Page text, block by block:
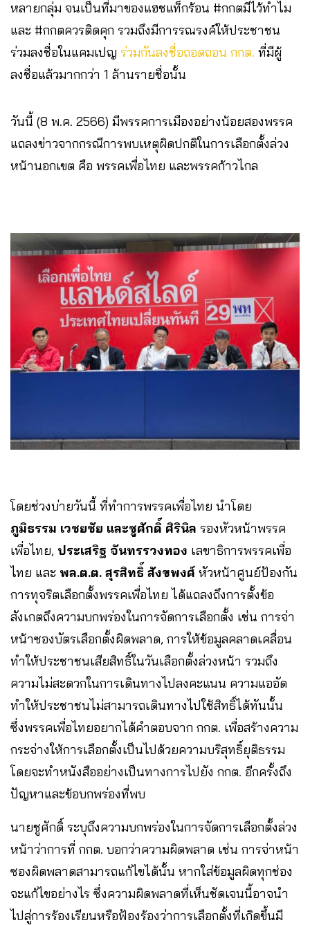
หลายกลุ่ม จนเป็นที่มาของแฮชแท็กร้อน #กกตมีไว้ทำไม
และ #กกตควรติดคุก รวมถึงมีการรณรงค์ให้ประชาชน
ร่วมลงชื่อในแคมเปญ ร่วมกันลงชื่อถอดถอน กกต. ที่มีผู้
ลงชื่อแล้วมากกว่า 1 ล้านรายชื่อนั้น
วันนี้ (8 พ.ค. 2566) มีพรรคการเมืองอย่างน้อยสองพรรค
แถลงข่าวจากกรณีการพบเหตุผิดปกติในการเลือกตั้งล่วง
หน้านอกเขต คือ พรรคเพื่อไทย และพรรคก้าวไกล
โดยช่วงบ่ายวันนี้ ที่ทำการพรรคเพื่อไทย นำโดย
ภูมิธรรม เวชยชัย และชูศักดิ์ ศิรินิล รองหัวหน้าพรรค
เพื่อไทย, ประเสริฐ จันทรรวงทอง เลขาธิการพรรคเพื่อ
ไทย และ พล.ต.ต. สุรสิทธิ์ สังขพงศ์ หัวหน้าศูนย์ป้องกัน
การทุจริตเลือกตั้งพรรคเพื่อไทย ได้แถลงถึงการตั้งข้อ
สังเกตถึงความบกพร่องในการจัดการเลือกตั้ง เช่น การจ่า
หน้าซองบัตรเลือกตั้งผิดพลาด, การให้ข้อมูลคลาดเคลื่อน
ทำให้ประชาชนเสียสิทธิ์ในวันเลือกตั้งล่วงหน้า รวมถึง
ความไม่สะดวกในการเดินทางไปลงคะแนน ความแออัด
ทำให้ประชาชนไม่สามารถเดินทางไปใช้สิทธิ์ได้ทันนั้น
ซึ่งพรรคเพื่อไทยอยากได้คำตอบจาก กกต. เพื่อสร้างความ
กระจ่างให้การเลือกตั้งเป็นไปด้วยความบริสุทธิ์ยุติธรรม
โดยจะทำหนังสืออย่างเป็นทางการไปยัง กกต. อีกครั้งถึง
ปัญหาและข้อบกพร่องที่พบ
นายชูศักดิ์ ระบุถึงความบกพร่องในการจัดการเลือกตั้งล่วง
หน้าว่าการที่ กกต. บอกว่าความผิดพลาด เช่น การจ่าหน้า
ซองผิดพลาดสามารถแก้ไขได้นั้น หากใส่ข้อมูลผิดทุกช่อง
จะแก้ไขอย่างไร ซึ่งความผิดพลาดที่เห็นชัดเจนนี้อาจนำ
ไปสู่การร้องเรียนหรือฟ้องร้องว่าการเลือกตั้งที่เกิดขึ้นมี